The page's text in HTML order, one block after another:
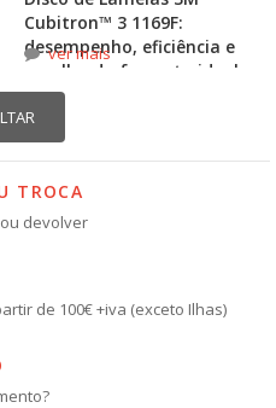
Cubitron™ 3 1169F:
desempenho, eficiência e
escolha do formato ideal
ver mais
TROCA
devolver
de 100€ +iva (exceto Ilhas)